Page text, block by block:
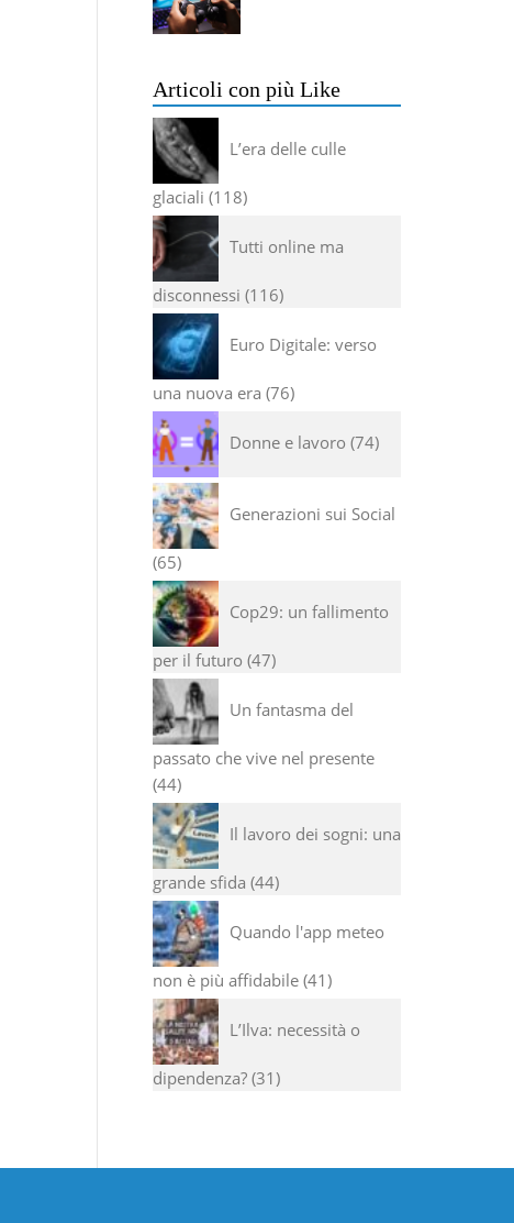
Articoli con più Like
L’era delle culle
glaciali 118
Tutti online ma
disconnessi 116
Euro Digitale: verso
una nuova era 76
Donne e lavoro 74
Generazioni sui Social
65
Cop29: un fallimento
per il futuro 47
Un fantasma del
passato che vive nel presente
44
Il lavoro dei sogni: una
grande sfida 44
Quando l'app meteo
non è più affidabile 41
L’Ilva: necessità o
dipendenza? 31